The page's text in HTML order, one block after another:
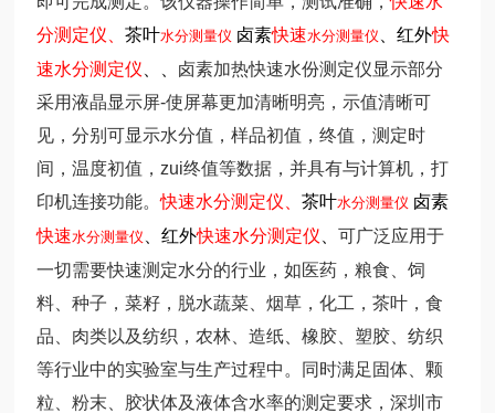
分测定仪、茶叶水分测量仪 卤素快速水分测量仪 、红外快
速水分测定仪
卤素加热快速水份测定仪显示部分
采用液晶显示屏-使屏幕更加清晰明亮，示值清晰可
见，分别可显示水分值，样品初值，终值，测定时
间，温度初值，zui终值等数据，并具有与计算机，打
印机连接功能。快速水分测定仪、茶叶水分测量仪 卤素
快速水分测量仪 、红外快速水分测定仪 、可广泛应用于
一切需要快速测定水分的行业，如医药，粮食、饲
料、种子，菜籽，脱水蔬菜、烟草，化工，茶叶，食
品、肉类以及纺织，农林、造纸、橡胶、塑胶、纺织
等行业中的实验室与生产过程中。同时满足固体、颗
粒、粉末、胶状体及液体含水率的测定要求，深圳市